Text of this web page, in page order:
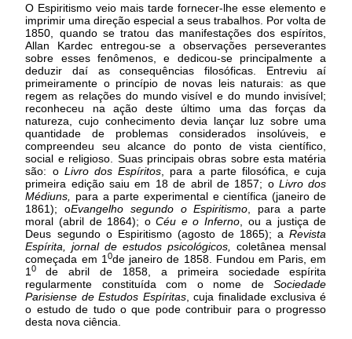
O Espiritismo veio mais tarde fornecer-lhe esse elemento e
imprimir uma direção especial a seus trabalhos. Por volta de
1850, quando se tratou das manifestações dos espíritos,
Allan Kardec entregou-se a observações perseverantes
sobre esses fenômenos, e dedicou-se principalmente a
deduzir daí as consequências filosóficas. Entreviu aí
primeiramente o princípio de novas leis naturais: as que
regem as relações do mundo visível e do mundo invisível;
reconheceu na ação deste último uma das forças da
natureza, cujo conhecimento devia lançar luz sobre uma
quantidade de problemas considerados insolúveis, e
compreendeu seu alcance do ponto de vista científico,
social e religioso. Suas principais obras sobre esta matéria
são: o Livro dos Espíritos , para a parte filosófica, e cuja
primeira edição saiu em 18 de abril de 1857; oLivro dos
Médiuns,
para a parte experimental e científica (janeiro de
1861); oEvangelho segundo o Espiritismo , para a parte
moral (abril de 1864); oCéu e o Inferno , ou a justiça de
Deus segundo o Espiritismo (agosto de 1865); aRevista
Espírita, jornal de estudos psicológicos, coletânea mensal
começada em 1 0de janeiro de 1858. Fundou em Paris, em
10 de abril de 1858, a primeira sociedade espírita
regularmente constituída com o nome deSociedade
Parisiense de Estudos Espíritas, cuja finalidade exclusiva é
o estudo de tudo o que pode contribuir para o progresso
desta nova ciência.